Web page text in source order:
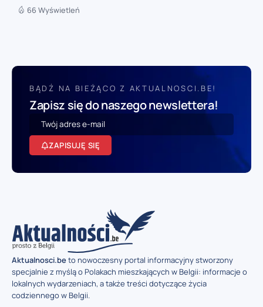
66 Wyświetleń
BĄDŹ NA BIEŻĄCO Z AKTUALNOSCI.BE!
Zapisz się do naszego newslettera!
ZAPISUJĘ SIĘ
Aktualnosci.beto nowoczesny portal informacyjny stworzony
specjalnie z myślą o Polakach mieszkających w Belgii: informacje o
lokalnych wydarzeniach, a także treści dotyczące życia
codziennego w Belgii.